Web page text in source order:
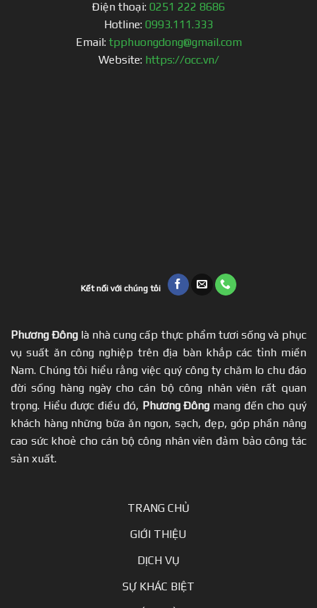
Điện thoại: 0251 222 8686
Hotline: 0993.111.333
Email: tpphuongdong@gmail.com
Website: https://occ.vn/
Kết nối với chúng tôi
Phương Đông là nhà cung cấp thực phẩm tươi sống và phục
vụ suất ăn công nghiệp trên địa bàn khắp các tỉnh miền
Nam. Chúng tôi hiểu rằng việc quý công ty chăm lo chu đáo
đời sống hàng ngày cho cán bộ công nhân viên rất quan
trọng. Hiểu được điều đó, Phương Đông mang đến cho quý
khách hàng những bữa ăn ngon, sạch, đẹp, góp phần nâng
cao sức khoẻ cho cán bộ công nhân viên đảm bảo công tác
sản xuất.
TRANG CHỦ
GIỚI THIỆU
DỊCH VỤ
SỰ KHÁC BIỆT